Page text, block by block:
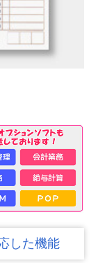
した機能